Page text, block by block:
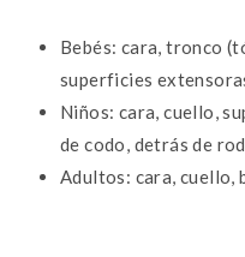
Bebés: cara, tronco
superficies
Niños: cara, cuello,
de codo, detrás de
Adultos: cara, cuello,